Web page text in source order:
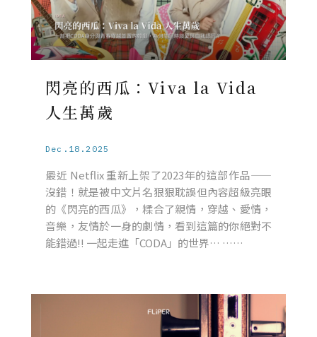
閃亮的西瓜：Viva la Vida
人生萬歲
Dec.18.2025
最近 Netflix 重新上架了2023年的這部作品——
沒錯！就是被中文片名狠狠耽誤但內容超級亮眼
的《閃亮的西瓜》，糅合了親情，穿越、愛情，
音樂，友情於一身的劇情，看到這篇的你絕對不
能錯過!! 一起走進「CODA」的世界… ……